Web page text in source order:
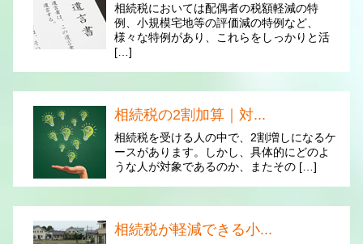
相続税においては配偶者の税額軽減の特
例、小規模宅地等の評価減の特例など、
様々な特例があり、これらをしっかりと活
[…]
相続税の2割加算｜対...
相続税を受ける人の中で、2割増しになるケ
ースがあります。しかし、具体的にどのよ
うな人が対象であるのか、またその […]
相続税が軽減できる小...